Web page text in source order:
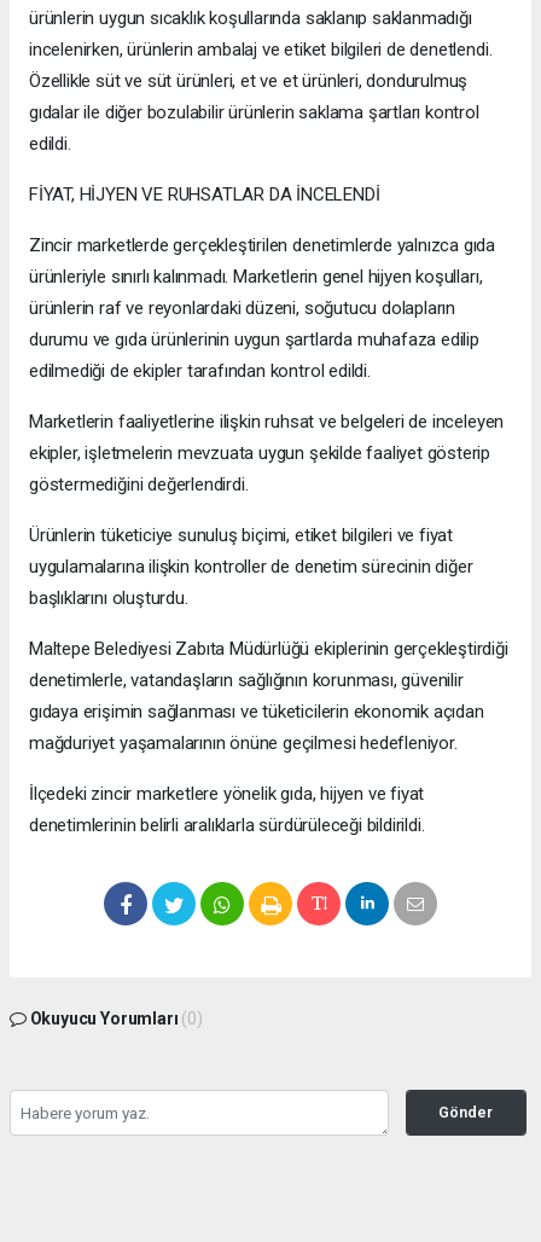
ürünlerin uygun sıcaklık koşullarında saklanıp saklanmadığı
incelenirken, ürünlerin ambalaj ve etiket bilgileri de denetlendi.
Özellikle süt ve süt ürünleri, et ve et ürünleri, dondurulmuş
gıdalar ile diğer bozulabilir ürünlerin saklama şartları kontrol
edildi.
FİYAT, HİJYEN VE RUHSATLAR DA İNCELENDİ
Zincir marketlerde gerçekleştirilen denetimlerde yalnızca gıda
ürünleriyle sınırlı kalınmadı. Marketlerin genel hijyen koşulları,
ürünlerin raf ve reyonlardaki düzeni, soğutucu dolapların
durumu ve gıda ürünlerinin uygun şartlarda muhafaza edilip
edilmediği de ekipler tarafından kontrol edildi.
Marketlerin faaliyetlerine ilişkin ruhsat ve belgeleri de inceleyen
ekipler, işletmelerin mevzuata uygun şekilde faaliyet gösterip
göstermediğini değerlendirdi.
Ürünlerin tüketiciye sunuluş biçimi, etiket bilgileri ve fiyat
uygulamalarına ilişkin kontroller de denetim sürecinin diğer
başlıklarını oluşturdu.
Maltepe Belediyesi Zabıta Müdürlüğü ekiplerinin gerçekleştirdiği
denetimlerle, vatandaşların sağlığının korunması, güvenilir
gıdaya erişimin sağlanması ve tüketicilerin ekonomik açıdan
mağduriyet yaşamalarının önüne geçilmesi hedefleniyor.
İlçedeki zincir marketlere yönelik gıda, hijyen ve fiyat
denetimlerinin belirli aralıklarla sürdürüleceği bildirildi.
Okuyucu Yorumları (0)
Gönder